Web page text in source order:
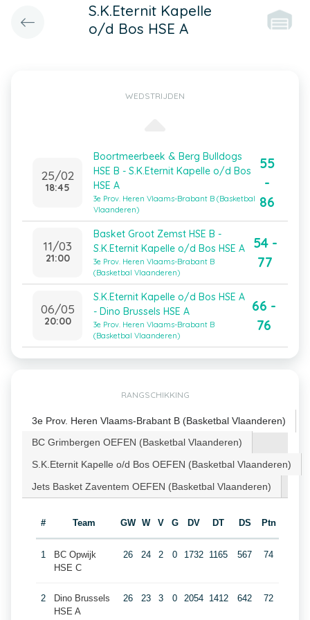
S.K.Eternit Kapelle
o/d Bos HSE A
WEDSTRIJDEN
25/02
18:45
Boortmeerbeek & Berg Bulldogs
HSE B - S.K.Eternit Kapelle o/d Bos
HSE A
3e Prov. Heren Vlaams-Brabant B (Basketbal
Vlaanderen)
55
-
86
11/03
21:00
Basket Groot Zemst HSE B -
S.K.Eternit Kapelle o/d Bos HSE A
3e Prov. Heren Vlaams-Brabant B
(Basketbal Vlaanderen)
54 -
77
06/05
20:00
S.K.Eternit Kapelle o/d Bos HSE A
- Dino Brussels HSE A
3e Prov. Heren Vlaams-Brabant B
(Basketbal Vlaanderen)
66 -
76
RANGSCHIKKING
3e Prov. Heren Vlaams-Brabant B (Basketbal Vlaanderen)
BC Grimbergen OEFEN (Basketbal Vlaanderen)
S.K.Eternit Kapelle o/d Bos OEFEN (Basketbal Vlaanderen)
Jets Basket Zaventem OEFEN (Basketbal Vlaanderen)
# Team GW W V G DV DT DS Ptn
1
BC Opwijk
HSE C
26 24 2 0 1732 1165 567 74
2
Dino Brussels
HSE A
26 23 3 0 2054 1412 642 72